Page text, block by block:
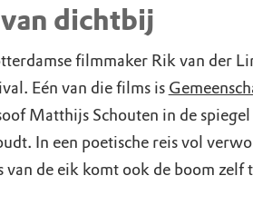
dichtbij
filmmaker Rik van der
Eén van die films is
Matthijs Schouten in de spiegel
In een poetische reis vol
van de eik komt ook de boom zelf